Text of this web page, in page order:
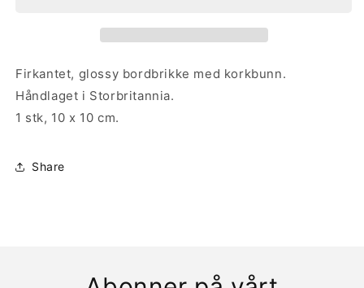
Firkantet, glossy bordbrikke med korkbunn.
Håndlaget i Storbritannia.
1 stk, 10 x 10 cm.
Share